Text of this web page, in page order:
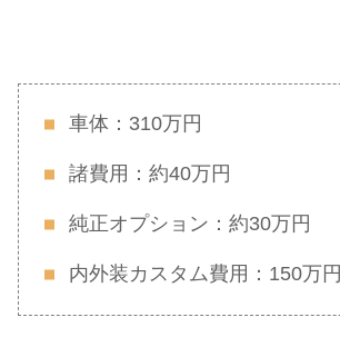
車体：310万円
諸費用：約40万円
純正オプション：約30万円
内外装カスタム費用：150万円